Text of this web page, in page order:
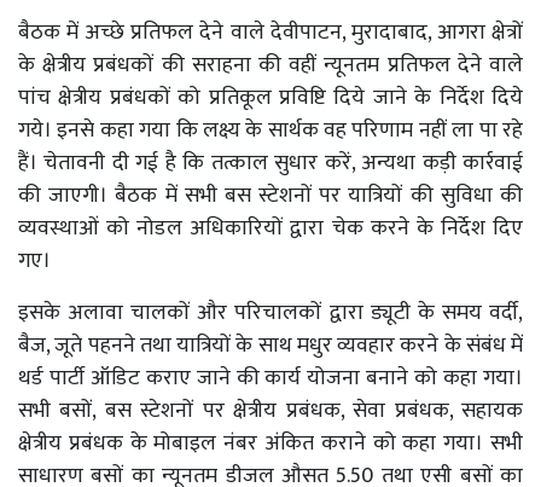
बैठक में अच्छे प्रतिफल देने वाले देवीपाटन, मुरादाबाद, आगरा क्षेत्रों
के क्षेत्रीय प्रबंधकों की सराहना की वहीं न्यूनतम प्रतिफल देने वाले
पांच क्षेत्रीय प्रबंधकों को प्रतिकूल प्रविष्टि दिये जाने के निर्देश दिये
गये। इनसे कहा गया कि लक्ष्य के सार्थक वह परिणाम नहीं ला पा रहे
हैं। चेतावनी दी गई है कि तत्काल सुधार करें, अन्यथा कड़ी कार्रवाई
की जाएगी। बैठक में सभी बस स्टेशनों पर यात्रियों की सुविधा की
व्यवस्थाओं को नोडल अधिकारियों द्वारा चेक करने के निर्देश दिए
गए।
इसके अलावा चालकों और परिचालकों द्वारा ड्यूटी के समय वर्दी,
बैज, जूते पहनने तथा यात्रियों के साथ मधुर व्यवहार करने के संबंध में
थर्ड पार्टी ऑडिट कराए जाने की कार्य योजना बनाने को कहा गया।
सभी बसों, बस स्टेशनों पर क्षेत्रीय प्रबंधक, सेवा प्रबंधक, सहायक
क्षेत्रीय प्रबंधक के मोबाइल नंबर अंकित कराने को कहा गया। सभी
साधारण बसों का न्यूनतम डीजल औसत 5.50 तथा एसी बसों का